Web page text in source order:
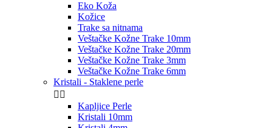
Eko Koža
Kožice
Trake sa nitnama
Veštačke Kožne Trake 10mm
Veštačke Kožne Trake 20mm
Veštačke Kožne Trake 3mm
Veštačke Kožne Trake 6mm
Kristali - Staklene perle
 
Kapljice Perle
Kristali 10mm